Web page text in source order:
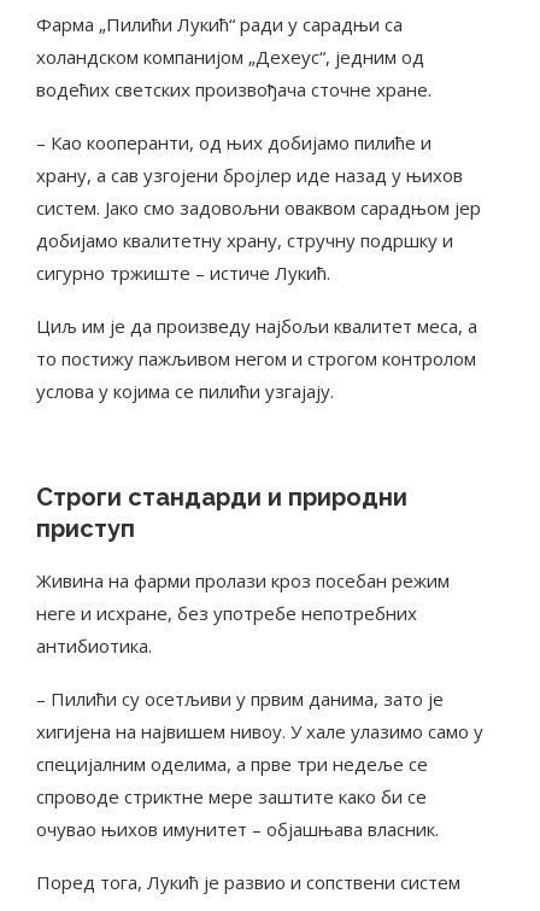
Фарма „Пилићи Лукић“ ради у сарадњи са
холандском компанијом „Дехеус“, једним од
водећих светских произвођача сточне хране.
– Као кооперанти, од њих добијамо пилиће и
храну, а сав узгојени бројлер иде назад у њихов
систем. Јако смо задовољни оваквом сарадњом јер
добијамо квалитетну храну, стручну подршку и
сигурно тржиште – истиче Лукић.
Циљ им је да произведу најбољи квалитет меса, а
то постижу пажљивом негом и строгом контролом
услова у којима се пилићи узгајају.
Строги стандарди и природни
приступ
Живина на фарми пролази кроз посебан режим
неге и исхране, без употребе непотребних
антибиотика.
– Пилићи су осетљиви у првим данима, зато је
хигијена на највишем нивоу. У хале улазимо само у
специјалним оделима, а прве три недеље се
спроводе стриктне мере заштите како би се
очувао њихов имунитет – објашњава власник.
Поред тога, Лукић је развио и сопствени систем